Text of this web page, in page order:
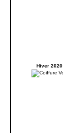
Hiver 2020